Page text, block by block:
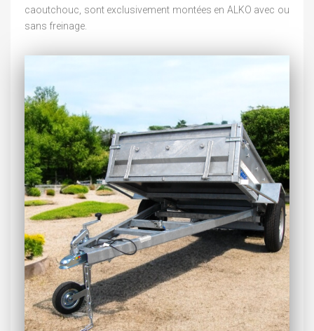
caoutchouc, sont exclusivement montées en ALKO avec ou
sans freinage.